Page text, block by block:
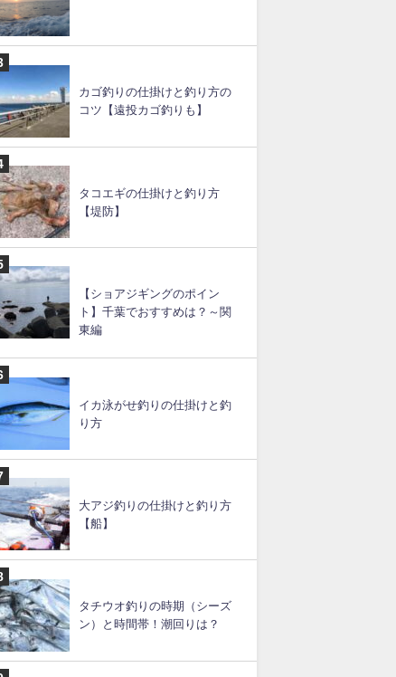
シャコ釣りの仕掛けと釣り
アラ釣りの船仕掛けと釣り方
カゴ釣りの仕掛けと釣り方の
コツ【遠投カゴ釣りも】
タコエギの仕掛けと釣り方
【ショアジギングのポイン
イカ泳がせ釣りの仕掛けと釣